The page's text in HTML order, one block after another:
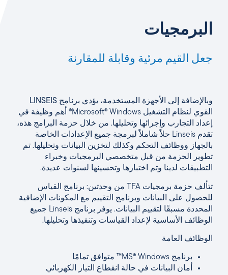
البرمجيات
جعل القيم مرئية وقابلة للمقارنة
وبالإضافة إلى الأجهزة المستخدمة، يؤدي برنامج LINSEIS
القوي لنظام التشغيل Microsoft® Windows® أهم وظيفة في
إعداد التجارب وإجرائها وتحليلها. من خلال حزمة البرامج هذه،
تقدم Linseis حلاً شاملاً لبرمجة جميع الإعدادات الخاصة
بالجهاز ووظائف التحكم وكذلك لتخزين البيانات وتحليلها. تم
تطوير الحزمة من قبل متخصصي البرمجيات وخبراء
التطبيقات لدينا وتم اختبارها وتحسينها لسنوات عديدة.
تتألف حزمة برمجيات TFA من وحدتين: برنامج القياس
للحصول على البيانات وبرنامج التقييم مع المكونات الإضافية
المحددة مسبقًا لتقييم البيانات. يوفر برنامج Linseis جميع
الوظائف الأساسية لإعداد القياسات وتنفيذها وتحليلها.
الوظائف العامة
برنامج MS® Windows™ متوافق تمامًا
أمان البيانات في حالة انقطاع التيار الكهربائي